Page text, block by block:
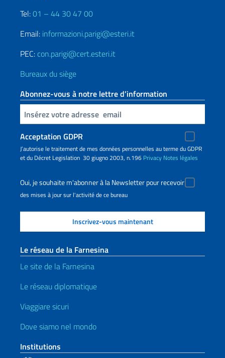
Tel:01 – 44 30 47 00
Email: informazioni.parigi@esteri.it
PEC: con.parigi@cert.esteri.it
Bureaux du siège
Abonnez-vous à notre lettre d’information
Insert your email
Acceptation GDPR
J’autorise le traitement de mes données personnelles au terme du GDPR
et du Décret Legislation 30 giugno 2003, n.196 Privacy Notes légales
Oui, je souhaite m'abonner à la Newsletter pour recevoir
des mises à jour sur l'activité de ce bureau
Le réseau de la Farnesina
Le site de la Farnesina
Le réseau diplomatique
Viaggiare sicuri
Dove siamo nel mondo
Institutions